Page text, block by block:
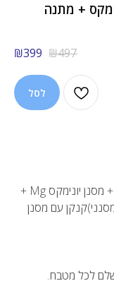
₪399 ₪497
לסל
קנקן לונה 3.3 ליטרים + 11 מסנני יוניברסל + מסנן יונימקס Mg +
(בקבוק אישי עם מסנן לסינון מים + 2 מסנני)קנקן עם מסנן
לכל מטבח.